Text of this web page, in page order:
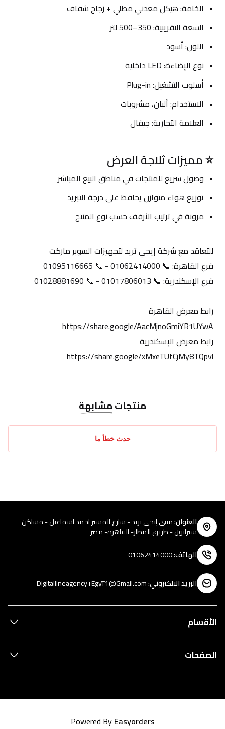
الخامة: هيكل معدني مطلي + زجاج شفاف
السعة التقريبية: 350–500 لتر
اللون: أسود
نوع الإضاءة: LED داخلية
أسلوب التشغيل: Plug-in
الاستخدام: ألبان، مشروبات
العلامة التجارية: جيفال
⭐ مميزات ثلاجة العرض
وصول سريع للمنتجات في مناطق البيع المباشر
توزيع هواء متوازن يحافظ على درجة التبريد
مرونة في ترتيب الأرفف حسب نوع المنتج
للتعاقد مع شركة إيجي تريد لتجهيزات السوبر ماركت
فرع القاهرة: 📞 01062414000 - 📞 01095116665
فرع الإسكندرية: 📞 01017806013 - 📞 01028881690
رابط معرض القاهرة
https://share.google/AacMjnoGmiYR1UYwA
رابط معرض الإسكندرية
https://share.google/xMxeTUfCjMy8TQpvl
منتجاتمشابهة
حدث خطأ ما
العنوان:مبنى إيجي تريد - شارع المشير احمد اسماعيل - مساكن
شيراتون - طريق المطار- القاهرة- مصر
الهاتف:
01062414000
البريد الالكتروني:
Digitallineagency+EgyT1@Gmail.com
الأقسام
الصفحات
Powered ByEasyorders